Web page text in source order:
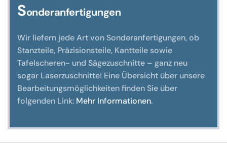
Sonderanfertigungen
Wir liefern jede Art von Sonderanfertigungen, ob
Stanzteile, Präzisionsteile, Kantteile sowie
Tafelscheren- und Sägezuschnitte – ganz neu
sogar Laserzuschnitte! Eine Übersicht über unsere
Bearbeitungsmöglichkeiten finden Sie über
folgenden Link: Mehr Informationen.